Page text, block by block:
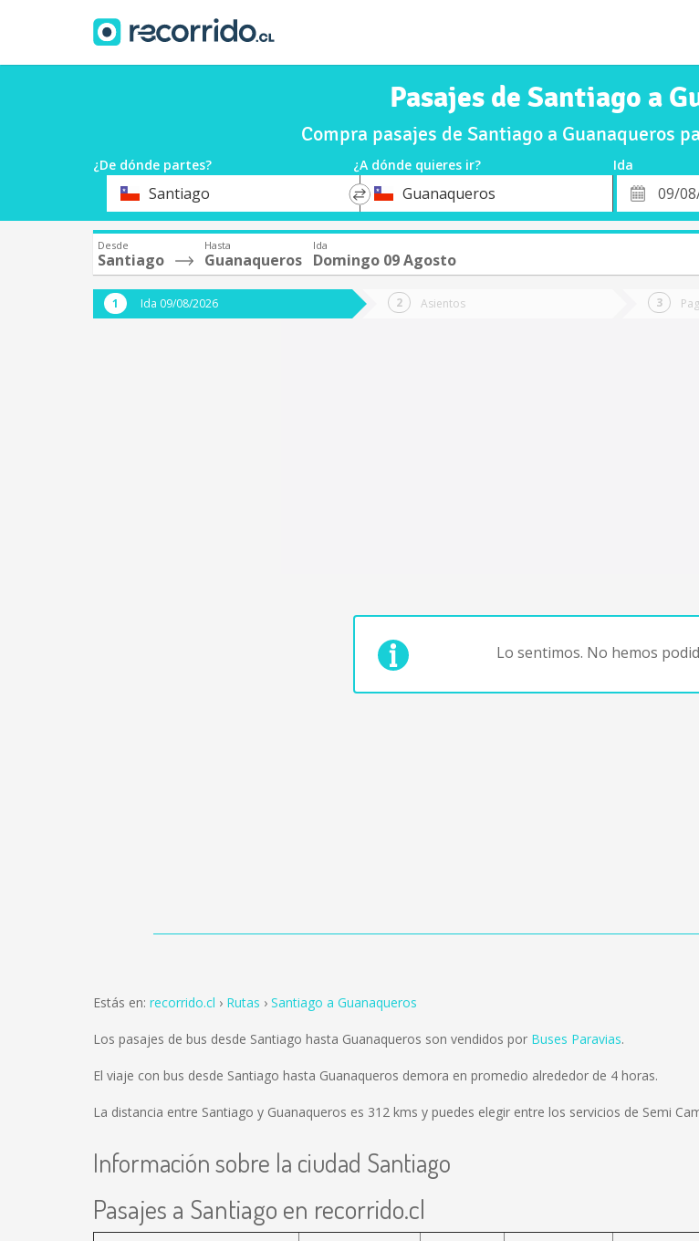
Pasajes de Santiago a
Compra pasajes de Santiago a Guanaqueros
¿De dónde partes? ¿A dónde quieres ir? Ida
OrigenSantiago
*
DestinoGuanaqueros
Fecha
de
Desde
Santiago
Hasta
Guanaqueros
Ida
Domingo 09 Agosto
Ida 09/08/2026 Asientos
Lo sentimos. No hemos
Estás en: recorrido.cl Rutas Santiago a Guanaqueros
Los pasajes de bus desde Santiago hasta Guanaqueros son vendidos por Buses Paravias.
El viaje con bus desde Santiago hasta Guanaqueros demora en promedio alrededor de 4 horas.
La distancia entre Santiago y Guanaqueros es 312 kms y puedes elegir entre los servicios de Semi
Información sobre la ciudad Santiago
Pasajes a Santiago en recorrido.cl